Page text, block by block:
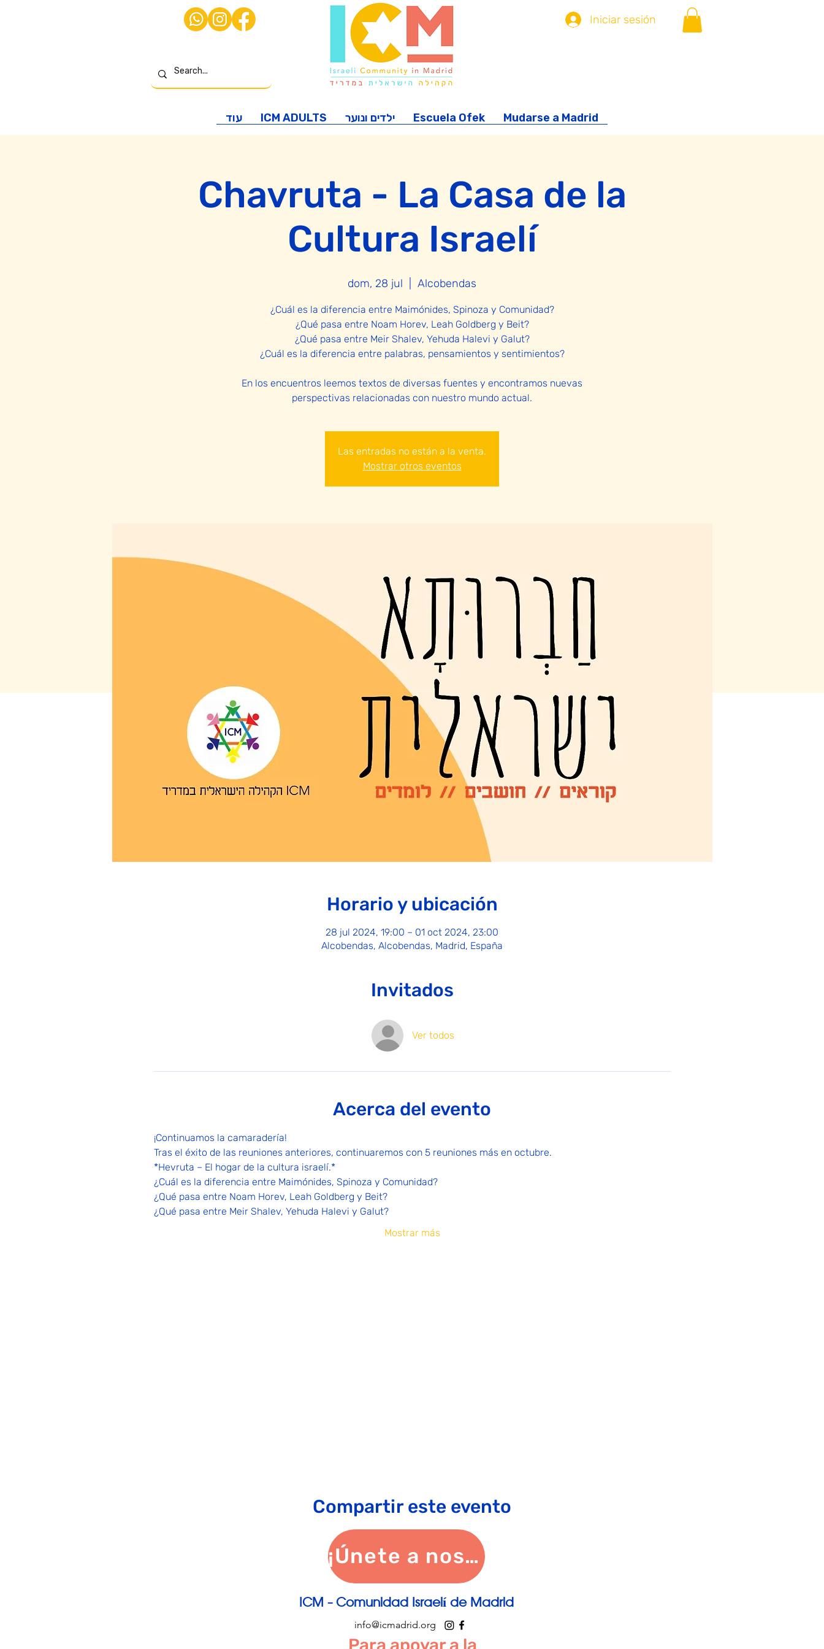
Iniciar sesión
Mudarse a Madrid
Escuela Ofek ילדים ונוער ICM ADULTS עוד
Chavruta - La Casa de la
Cultura Israelí
dom, 28 jul Alcobendas
¿Cuál es la diferencia entre Maimónides, Spinoza y Comunidad?
¿Qué pasa entre Noam Horev, Leah Goldberg y Beit?
¿Qué pasa entre Meir Shalev, Yehuda Halevi y Galut?
¿Cuál es la diferencia entre palabras, pensamientos y sentimientos?
En los encuentros leemos textos de diversas fuentes y encontramos nuevas
perspectivas relacionadas con nuestro mundo actual.
Las entradas no están a la venta.
Mostrar otros eventos
Horario y ubicación
28 jul 2024, 19:00 – 01 oct 2024, 23:00
Alcobendas, Alcobendas, Madrid, España
Invitados
Ver todos
Acerca del evento
¡Continuamos la camaradería!
Tras el éxito de las reuniones anteriores, continuaremos con 5 reuniones más en octubre.
*Hevruta – El hogar de la cultura israelí.*
¿Cuál es la diferencia entre Maimónides, Spinoza y Comunidad?
¿Qué pasa entre Noam Horev, Leah Goldberg y Beit?
¿Qué pasa entre Meir Shalev, Yehuda Halevi y Galut?
Mostrar más
Compartir este evento
¡Únete a nosotros!
info@icmadrid.org
ICM - Comunidad Israelí de Madrid
Para apoyar a la